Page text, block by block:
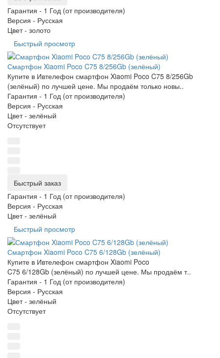
Гарантия - 1 Год (от производителя)
Версия - Русская
Цвет - золото
Быстрый просмотр
Смартфон Xiaomi Poco C75 8/256Gb (зелёный)
Купите в Ивтелефон смартфон Xiaomi Poco C75 8/256Gb
(зелёный) по лучшей цене. Мы продаём только новы..
Гарантия - 1 Год (от производителя)
Версия - Русская
Цвет - зелёный
Отсутствует
Быстрый заказ
Гарантия - 1 Год (от производителя)
Версия - Русская
Цвет - зелёный
Быстрый просмотр
Смартфон Xiaomi Poco C75 6/128Gb (зелёный)
Купите в Ивтелефон смартфон Xiaomi Poco
C75 6/128Gb (зелёный) по лучшей цене. Мы продаём т..
Гарантия - 1 Год (от производителя)
Версия - Русская
Цвет - зелёный
Отсутствует